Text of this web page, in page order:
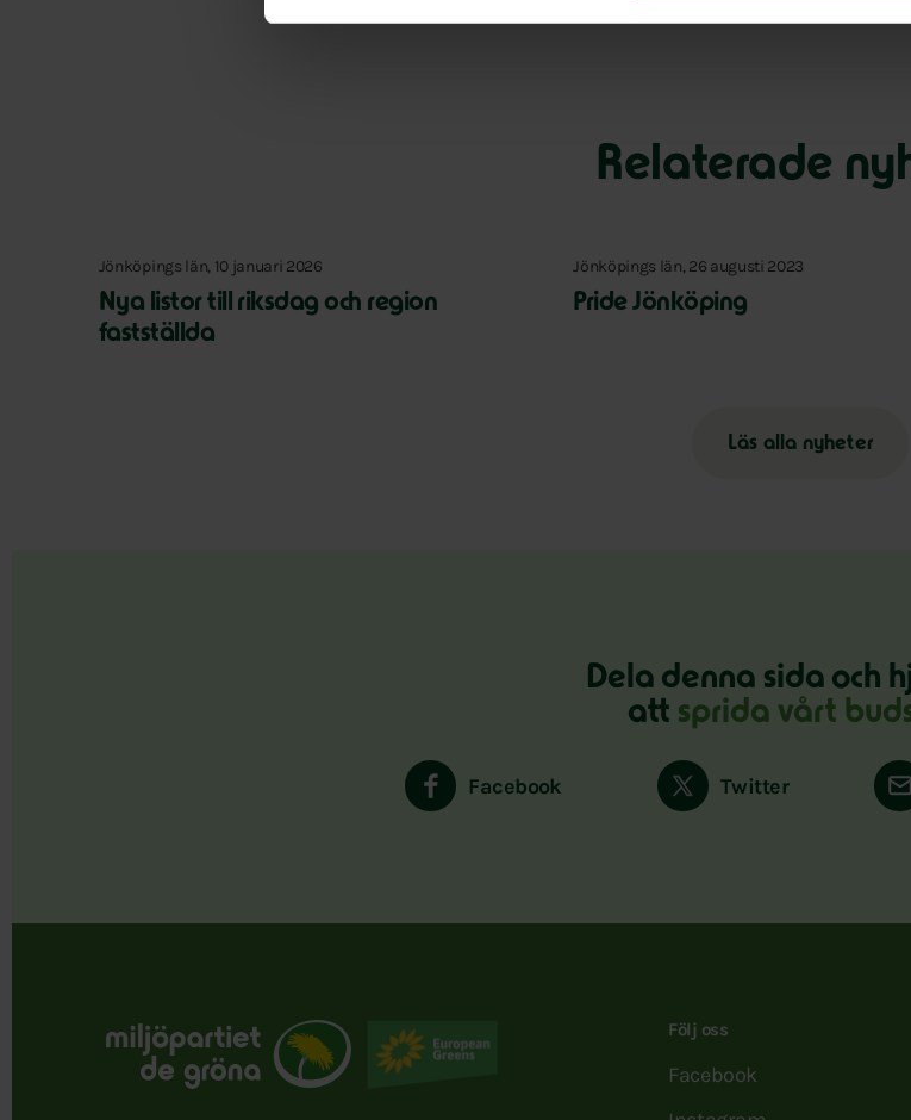
Relaterade
Jönköpings län, 10 januari 2026
Nya listor till riksdag och region
fastställda
Jönköpings län, 26 augusti 2023
Pride Jönköping
Läs alla nyheter
Dela denna sida och
att sprida vårt
Facebook Twitter
Följ oss
Facebook